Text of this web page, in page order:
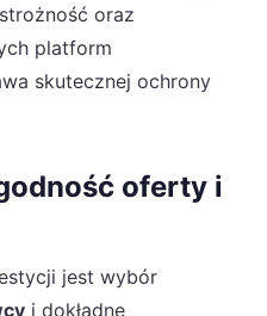
oraz
platform
skutecznej ochrony
oferty i
jest wybór
i dokładne